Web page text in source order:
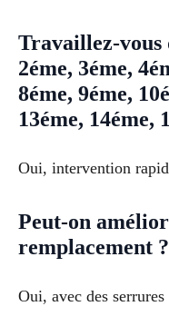
Travaillez-vous
2éme, 3éme,
8éme, 9éme,
13éme, 14éme,
Oui, intervention
Peut-on
remplacement ?
Oui, avec des